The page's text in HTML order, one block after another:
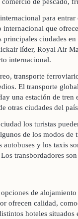
para
internacional que
principales ciudades
líder, Royal Air
internacional.
transporte
El transporte
una estación de tren
otras ciudades del
los turistas
de los modos de
autobuses y los taxis
transbordadores
de
ofrecen calidad,
hoteles